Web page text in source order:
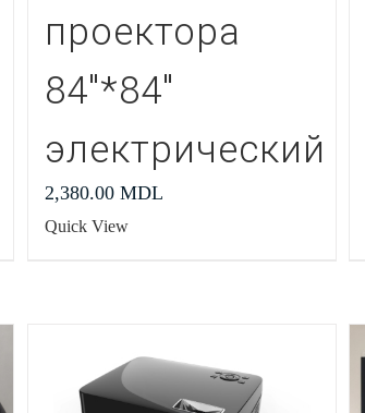
проектора
84″*84″
электрический
2,380.00 MDL
Quick View